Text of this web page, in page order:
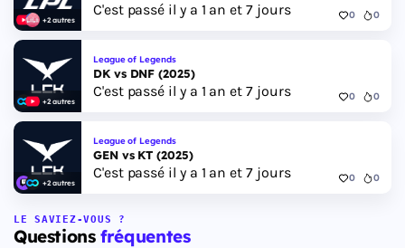
+2 autres
C'est passé il y a 1 an et 7 jours 0 0
+2 autres
League of Legends
DK vs DNF (2025)
C'est passé il y a 1 an et 7 jours 0 0
+2 autres
League of Legends
GEN vs KT (2025)
C'est passé il y a 1 an et 7 jours 0 0
LE SAVIEZ-VOUS ?
Questionsfréquentes